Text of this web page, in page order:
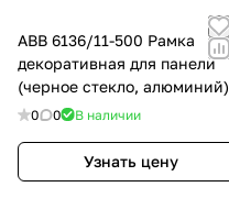
ABB 6136/11-500 Рамка
декоративная для панели
(черное стекло, алюминий)
0 0 В наличии
Узнать цену